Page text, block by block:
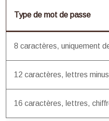
Type de mot de passe
8 caractères, uniquement
12 caractères, lettres
16 caractères, lettres,